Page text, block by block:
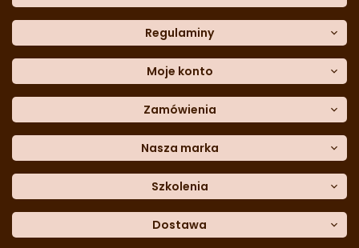
Dane kontaktowe
Często zadawane pytania
Sklep stacjonarny
Formularz kontaktowy
Blog
telefon:601 767 272
Regulaminy
Polityka prywatności
Polityka cookies
Polityka reklamacji
Polityka zwrotów
Dostępność cyfrowa
Moje konto
Moje dane
Historia zamówień
Lista ulubionych
Moje rabaty
Zamówienia
Metody płatności
Dane do przelewu
Formularzreklamacji
Formularzzwrotu
Nasza marka
Trio Gelato
CDN
Szkolenia
Academy of Baker Arts
Dostawa